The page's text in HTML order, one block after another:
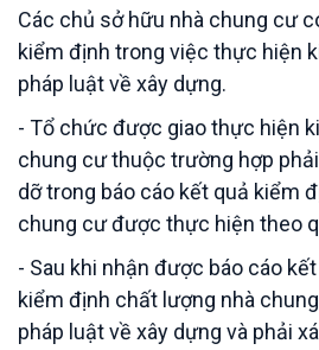
Các chủ sở hữu nhà chung cư
kiểm định trong việc thực hiện
pháp luật về xây dựng.
- Tổ chức được giao thực hiện
chung cư thuộc trường hợp
dỡ trong báo cáo kết quả kiểm
chung cư được thực hiện theo
- Sau khi nhận được báo cáo
kiểm định chất lượng nhà
pháp luật về xây dựng và phải